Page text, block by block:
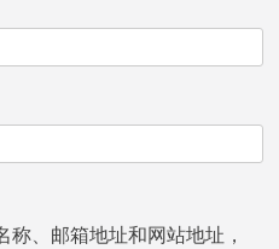
、邮箱地址和网站地址，